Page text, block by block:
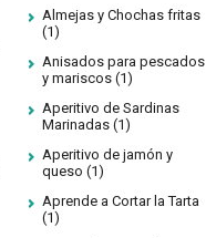
Almejas y Chochas fritas
(1)
Anisados para pescados
y mariscos (1)
Aperitivo de Sardinas
Marinadas (1)
Aperitivo de jamón y
queso (1)
Aprende a Cortar la Tarta
(1)